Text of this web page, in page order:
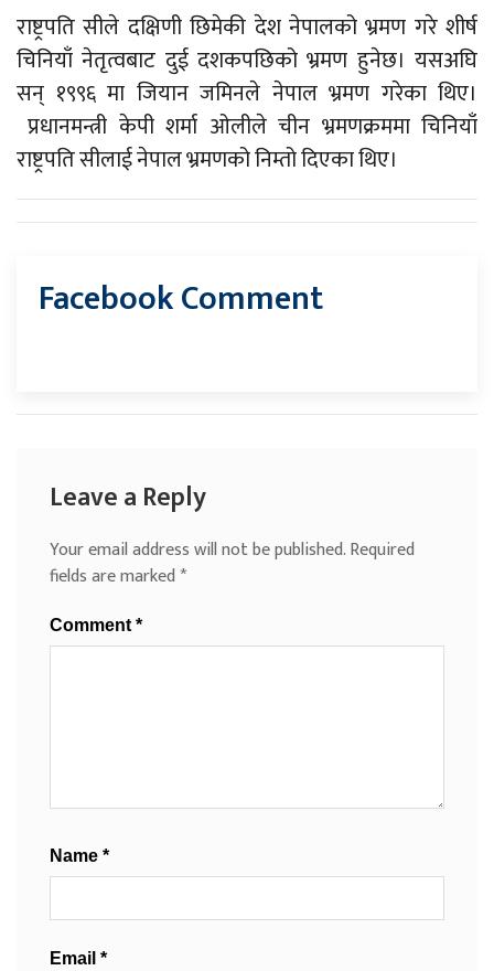
राष्ट्रपति सीले दक्षिणी छिमेकी देश नेपालको भ्रमण गरे शीर्ष
चिनियाँ नेतृत्वबाट दुई दशकपछिको भ्रमण हुनेछ। यसअघि
सन् १९९६ मा जियान जमिनले नेपाल भ्रमण गरेका थिए।
प्रधानमन्त्री केपी शर्मा ओलीले चीन भ्रमणक्रममा चिनियाँ
राष्ट्रपति सीलाई नेपाल भ्रमणको निम्तो दिएका थिए।
Facebook Comment
Leave a Reply
Your email address will not be published.Required
fields are marked*
Comment *
Name *
Email *